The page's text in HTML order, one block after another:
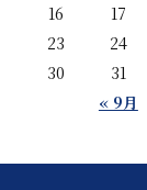
« 9月
16
17
23
24
30
31